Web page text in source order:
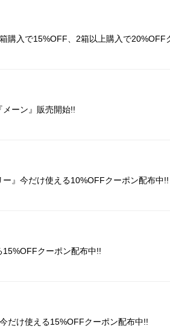
購入で15%OFF、2箱以上購入で20%OFF
ーン』販売開始!!
ー』今だけ使える10%OFFクーポン配布中!!
15%OFFクーポン配布中!!
だけ使える15%OFFクーポン配布中!!